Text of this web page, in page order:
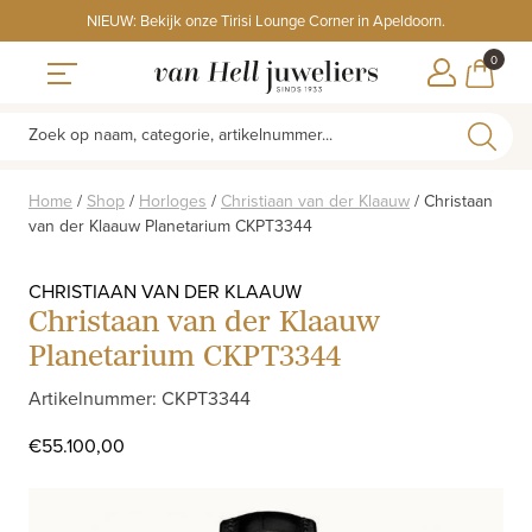
to
content
NIEUW: Bekijk onze Tirisi Lounge Corner in Apeldoorn.
0
Zoek op naam, categorie, artikelnummer...
Home / Shop / Horloges / Christiaan van der Klaauw / Christaan
van der Klaauw Planetarium CKPT3344
CHRISTIAAN VAN DER KLAAUW
Christaan van der Klaauw
Planetarium CKPT3344
Artikelnummer: CKPT3344
€55.100,00